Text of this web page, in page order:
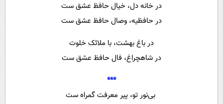
در خانه دل، خیال حافظ عشق ست
در حافظیه، وصال حافظ عشق ست
در باغ بهشت، با ملائک خلوت
در شاهچراغ، فال حافظ عشق ست
***
بی‌نور تو، پیر معرفت گمراه ست